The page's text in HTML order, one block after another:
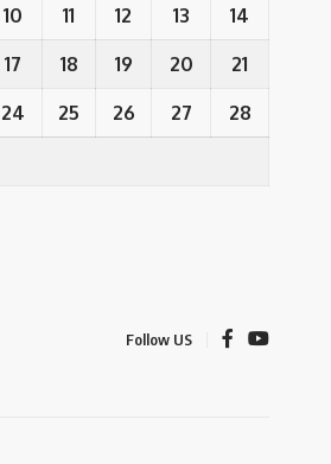
10 11 12 13 14
17 18 19 20 21
24 25 26 27 28
Follow US